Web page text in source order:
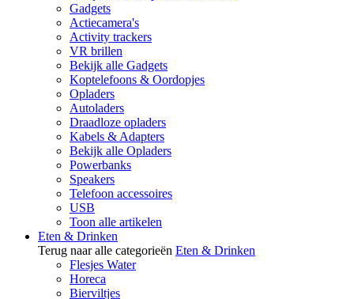
Gadgets
Actiecamera's
Activity trackers
VR brillen
Bekijk alle Gadgets
Koptelefoons & Oordopjes
Opladers
Autoladers
Draadloze opladers
Kabels & Adapters
Bekijk alle Opladers
Powerbanks
Speakers
Telefoon accessoires
USB
Toon alle artikelen
Eten & Drinken
Terug naar alle categorieën Eten & Drinken
Flesjes Water
Horeca
Bierviltjes